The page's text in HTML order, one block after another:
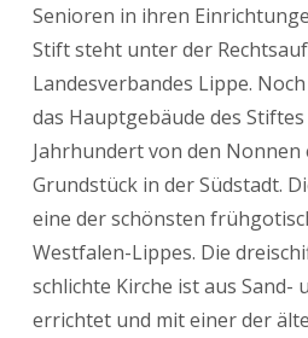
Senioren in ihren
Stift steht unter der
Landesverbandes Lippe.
das Hauptgebäude des
Jahrhundert von den
Grundstück in der Südstadt.
eine der schönsten
Westfalen-Lippes. Die
schlichte Kirche ist aus Sand-
errichtet und mit einer der